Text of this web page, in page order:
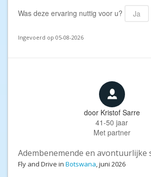
Was deze ervaring nuttig voor u?
Ja
Ingevoerd op 05-08-2026
door Kristof Sarre
41-50 jaar
Met partner
Adembenemende en avontuurlijke
Fly and Drive in Botswana, juni 2026